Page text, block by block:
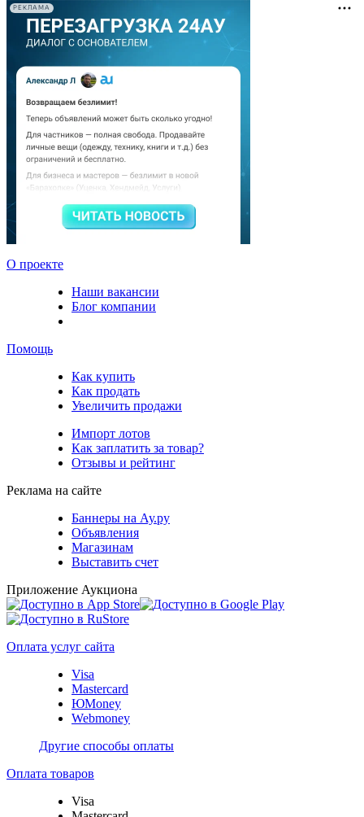
РЕКЛАМА
О проекте
Наши вакансии
Блог компании
Помощь
Как купить
Как продать
Увеличить продажи
Импорт лотов
Как заплатить за товар?
Отзывы и рейтинг
Реклама на сайте
Баннеры на Ау.ру
Объявления
Магазинам
Выставить счет
Приложение Аукциона
Оплата услуг сайта
Visa
Mastercard
ЮMoney
Webmoney
Другие способы оплаты
Оплата товаров
Visa